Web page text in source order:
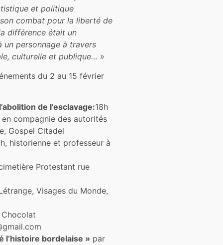
et politique
combat pour la liberté de
différence était un
un personnage à travers
culturelle et publique… »
du 2 au 15 février
de l’esclavage:18h
compagnie des autorités
Gospel Citadel
historienne et professeur à
Protestant rue
Visages du Monde,
l’histoire bordelaise » par